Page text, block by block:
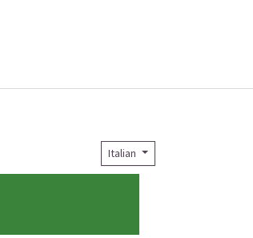
Italian